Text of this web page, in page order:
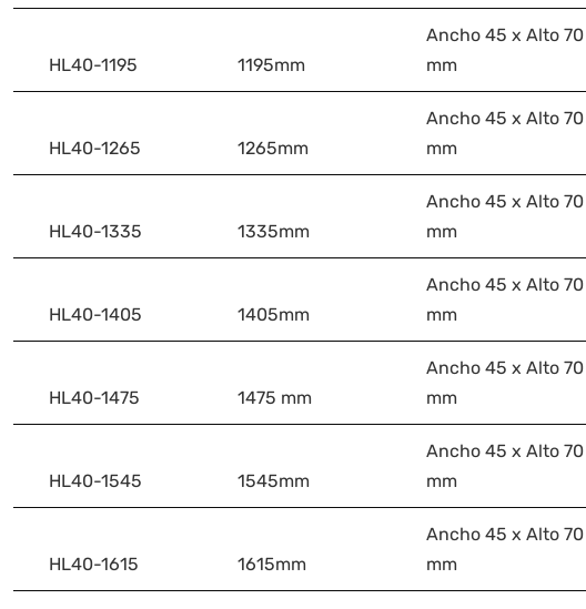
HL40-1195 1195mm
Ancho 45 x Alto 70
mm
HL40-1265 1265mm
Ancho 45 x Alto 70
mm
HL40-1335 1335mm
Ancho 45 x Alto 70
mm
HL40-1405 1405mm
Ancho 45 x Alto 70
mm
HL40-1475 1475 mm
Ancho 45 x Alto 70
mm
HL40-1545 1545mm
Ancho 45 x Alto 70
mm
HL40-1615 1615mm
Ancho 45 x Alto 70
mm